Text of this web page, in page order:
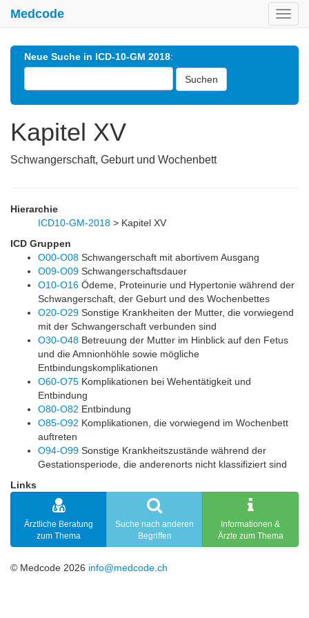
Medcode
Neue Suche in ICD-10-GM 2018:
Suchen
Kapitel XV
Schwangerschaft, Geburt und Wochenbett
Hierarchie
ICD10-GM-2018 > Kapitel XV
ICD Gruppen
O00-O08 Schwangerschaft mit abortivem Ausgang
O09-O09 Schwangerschaftsdauer
O10-O16 Ödeme, Proteinurie und Hypertonie während der
Schwangerschaft, der Geburt und des Wochenbettes
O20-O29 Sonstige Krankheiten der Mutter, die vorwiegend
mit der Schwangerschaft verbunden sind
O30-O48 Betreuung der Mutter im Hinblick auf den Fetus
und die Amnionhöhle sowie mögliche
Entbindungskomplikationen
O60-O75 Komplikationen bei Wehentätigkeit und
Entbindung
O80-O82 Entbindung
O85-O92 Komplikationen, die vorwiegend im Wochenbett
auftreten
O94-O99 Sonstige Krankheitszustände während der
Gestationsperiode, die anderenorts nicht klassifiziert sind
Links
Ärztliche Beratung
zum Thema
Suche nach anderen
Begriffen
Informationen &
Ärzte zum Thema
© Medcode 2026 info@medcode.ch